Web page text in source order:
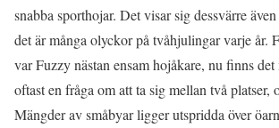
snabba sporthojar. Det visar sig dessvärre
det är många olyckor på tvåhjulingar varje år.
var Fuzzy nästan ensam hojåkare, nu finns
oftast en fråga om att ta sig mellan två platser,
Mängder av småbyar ligger utspridda över